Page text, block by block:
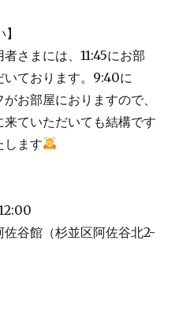
さまには、11:45にお部
いております。9:40に
お部屋におりますので、
ていただいても結構です
ます
佐谷館（杉並区阿佐谷北2-